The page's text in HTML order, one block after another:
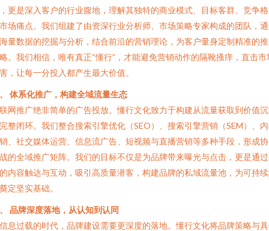
更是深入客户的行业腹地，理解其独特的商业模式、目标客群、竞争
场痛点。我们组建了由资深行业分析师、市场策略专家构成的团队，
量数据的挖掘与分析，结合前沿的营销理论，为客户量身定制精准的
。我们相信，唯有真正“懂行”，才能避免营销动作的隔靴搔痒，直击市
，让每一分投入都产生最大价值。
体系化推广，构建全域流量生态
网推广绝非简单的广告投放。懂行文化致力于构建从流量获取到价值
整闭环。我们整合搜索引擎优化（SEO）、搜索引擎营销（SEM）、
、社交媒体运营、信息流广告、短视频与直播营销等多种手段，形成
的全域推广矩阵。我们的目标不仅是为品牌带来曝光与点击，更是通
内容触达与互动，吸引高质量潜客，构建品牌的私域流量池，为可持
定坚实基础。
品牌深度落地，从认知到认同
息过载的时代，品牌建设需要更深度的落地。懂行文化将品牌策略与